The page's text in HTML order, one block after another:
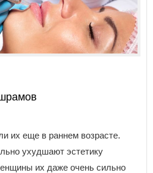
их еще в раннем возрасте.
ухудшают эстетику
их даже очень сильно